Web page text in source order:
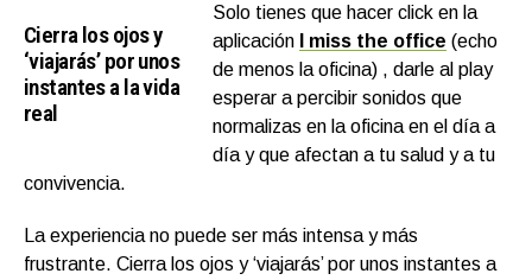
Cierra los ojos y
‘viajarás’ por unos
instantes a la vida
real
Solo tienes que hacer click en la
aplicación
I miss the office (echo
de menos la oficina) , darle al play
esperar a percibir sonidos que
normalizas en la oficina en el día a
día y que afectan a tu salud y a tu
convivencia.
La experiencia no puede ser más intensa y más
frustrante. Cierra los ojos y ‘viajarás’ por unos instantes a